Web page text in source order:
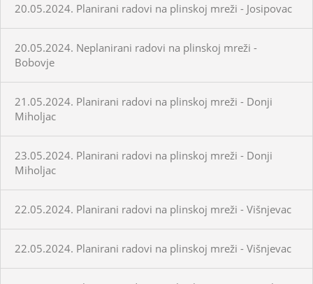
20.05.2024. Planirani radovi na plinskoj mreži - Josipovac
20.05.2024. Neplanirani radovi na plinskoj mreži -
Bobovje
21.05.2024. Planirani radovi na plinskoj mreži - Donji
Miholjac
23.05.2024. Planirani radovi na plinskoj mreži - Donji
Miholjac
22.05.2024. Planirani radovi na plinskoj mreži - Višnjevac
22.05.2024. Planirani radovi na plinskoj mreži - Višnjevac